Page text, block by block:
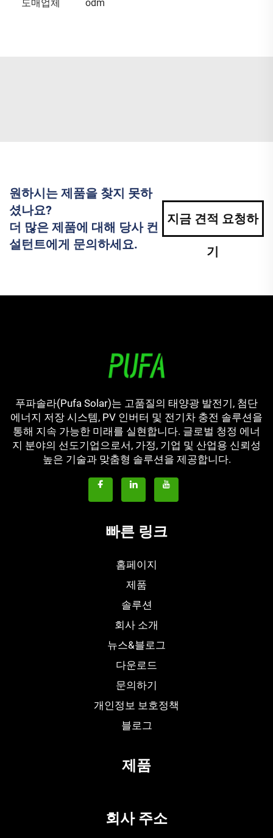
도매업체
odm
원하시는 제품을 찾지 못하
셨나요?
더 많은 제품에 대해 당사 컨
설턴트에게 문의하세요.
지금 견적 요청하
기
푸파솔라(Pufa Solar)는 고품질의 태양광 발전기, 첨단
에너지 저장 시스템, PV 인버터 및 전기차 충전 솔루션을
통해 지속 가능한 미래를 실현합니다. 글로벌 청정 에너
지 분야의 선도기업으로서, 가정, 기업 및 산업용 신뢰성
높은 기술과 맞춤형 솔루션을 제공합니다.
빠른 링크
홈페이지
제품
솔루션
회사 소개
뉴스&블로그
다운로드
문의하기
개인정보 보호정책
블로그
제품
회사 주소